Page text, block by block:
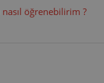
öğrenebilirim ?